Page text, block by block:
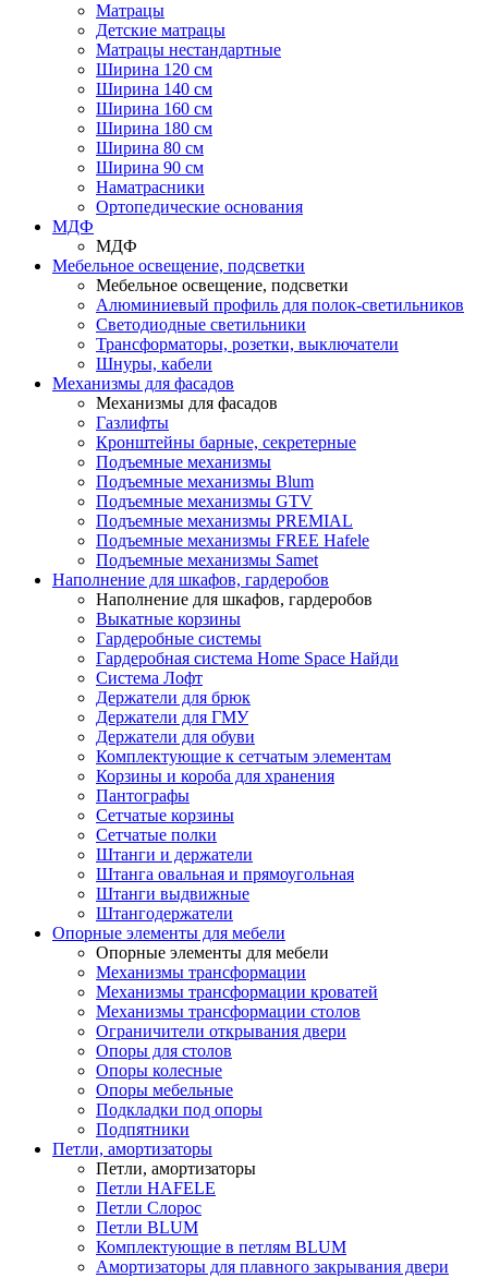
Матрацы
Детские матрацы
Матрацы нестандартные
Ширина 120 см
Ширина 140 см
Ширина 160 см
Ширина 180 см
Ширина 80 см
Ширина 90 см
Наматрасники
Ортопедические основания
МДФ
МДФ
Мебельное освещение, подсветки
Мебельное освещение, подсветки
Алюминиевый профиль для полок-светильников
Светодиодные светильники
Трансформаторы, розетки, выключатели
Шнуры, кабели
Механизмы для фасадов
Механизмы для фасадов
Газлифты
Кронштейны барные, секретерные
Подъемные механизмы
Подъемные механизмы Blum
Подъемные механизмы GTV
Подъемные механизмы PREMIAL
Подъемные механизмы FREE Hafele
Подъемные механизмы Samet
Наполнение для шкафов, гардеробов
Наполнение для шкафов, гардеробов
Выкатные корзины
Гардеробные системы
Гардеробная система Home Space Найди
Система Лофт
Держатели для брюк
Держатели для ГМУ
Держатели для обуви
Комплектующие к сетчатым элементам
Корзины и короба для хранения
Пантографы
Сетчатые корзины
Сетчатые полки
Штанги и держатели
Штанга овальная и прямоугольная
Штанги выдвижные
Штангодержатели
Опорные элементы для мебели
Опорные элементы для мебели
Механизмы трансформации
Механизмы трансформации кроватей
Механизмы трансформации столов
Ограничители открывания двери
Опоры для столов
Опоры колесные
Опоры мебельные
Подкладки под опоры
Подпятники
Петли, амортизаторы
Петли, амортизаторы
Петли HAFELE
Петли Слорос
Петли BLUM
Комплектующие в петлям BLUM
Амортизаторы для плавного закрывания двери